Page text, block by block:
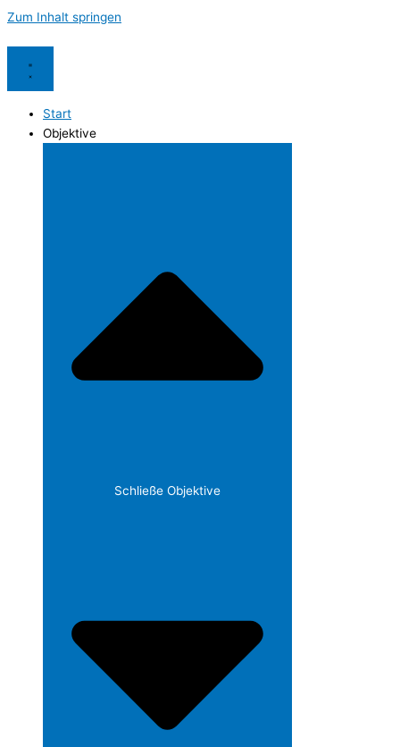
Zum Inhalt springen
Start
Objektive
Schließe Objektive